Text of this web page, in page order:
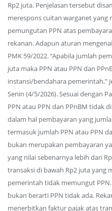
Rp2 juta. Penjelasan tersebut
merespons cuitan warganet yang
pemungutan PPN atas
rekanan. Adapun aturan
PMK 59/2022. “Apabila jumlah
juta maka PPN atau PPN dan
instansi/bendahara pemerintah,”
Senin (4/5/2026). Sesuai dengan
PPN atau PPN dan PPnBM tidak
dalam hal pembayaran yang
termasuk jumlah PPN atau PPN
bukan merupakan pembayaran
yang nilai sebenarnya lebih dari
transaksi di bawah Rp2 juta yang
pemerintah tidak memungut
bukan berarti PPN tidak ada.
menerbitkan faktur pajak atas